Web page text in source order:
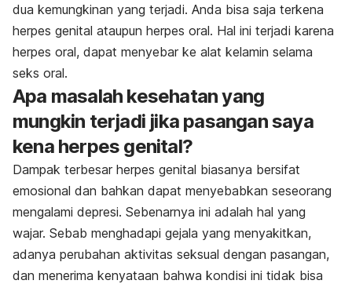
dua kemungkinan yang terjadi. Anda bisa saja terkena
herpes genital ataupun herpes oral. Hal ini terjadi karena
herpes oral, dapat menyebar ke alat kelamin selama
seks oral.
Apa masalah kesehatan yang
mungkin terjadi jika pasangan saya
kena herpes genital?
Dampak terbesar herpes genital biasanya bersifat
emosional dan bahkan dapat menyebabkan seseorang
mengalami depresi. Sebenarnya ini adalah hal yang
wajar. Sebab menghadapi gejala yang menyakitkan,
adanya perubahan aktivitas seksual dengan pasangan,
dan menerima kenyataan bahwa kondisi ini tidak bisa